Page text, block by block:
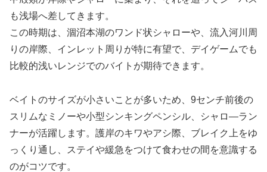
も浅場へ差してきます。
この時期は、涸沼本湖のワンド状シャローや、流入河川周
りの岸際、インレット周りが特に有望で、デイゲームでも
比較的浅いレンジでのバイトが期待できます。
ベイトのサイズが小さいことが多いため、9センチ前後の
スリムなミノーや小型シンキングペンシル、シャロ―ラン
ナーが活躍します。護岸のキワやアシ際、ブレイク上をゆ
っくり通し、ステイや緩急をつけて食わせの間を意識する
のがコツです。